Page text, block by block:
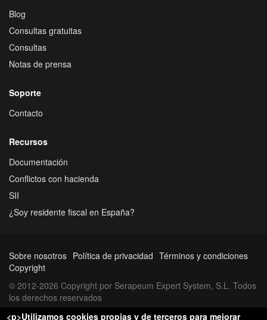
Blog
Consultas gratuitas
Consultas
Notas de prensa
Soporte
Contacto
Recursos
Documentación
Conflictos con hacienda
SII
¿Soy residente fiscal en España?
Sobre nosotros Política de privacidad Términos y condiciones
Copyright
© 2012-2026 Copyright por Serapeum Expert System, S.L. Todos
los derechos reservados
<p>Utilizamos cookies propias y de terceros para mejorar